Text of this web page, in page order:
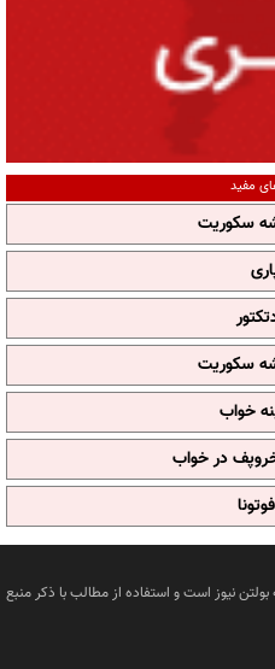
مفید
سکوریت
سکوریت
خواب
در خواب
نیوز است و استفاده از مطالب با ذکر منبع